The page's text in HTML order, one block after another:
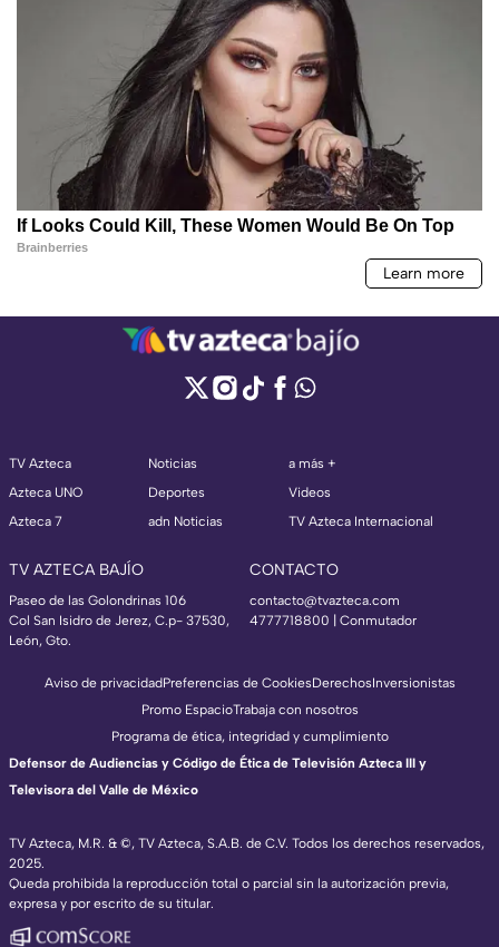
TV Azteca
Azteca UNO
Azteca 7
Noticias
Deportes
adn Noticias
a más +
Videos
TV Azteca Internacional
TV AZTECA BAJÍO
Paseo de las Golondrinas 106
Col San Isidro de Jerez, C.p- 37530,
León, Gto.
CONTACTO
contacto@tvazteca.com
4777718800 | Conmutador
TV Azteca, M.R. & ©, TV Azteca, S.A.B. de C.V. Todos los derechos reservados,
2025.
Queda prohibida la reproducción total o parcial sin la autorización previa,
expresa y por escrito de su titular.
Aviso de privacidadPreferencias de CookiesDerechosInversionistas
Promo EspacioTrabaja con nosotros
Programa de ética, integridad y cumplimiento
Defensor de Audiencias y Código de Ética de Televisión Azteca III y
Televisora del Valle de México